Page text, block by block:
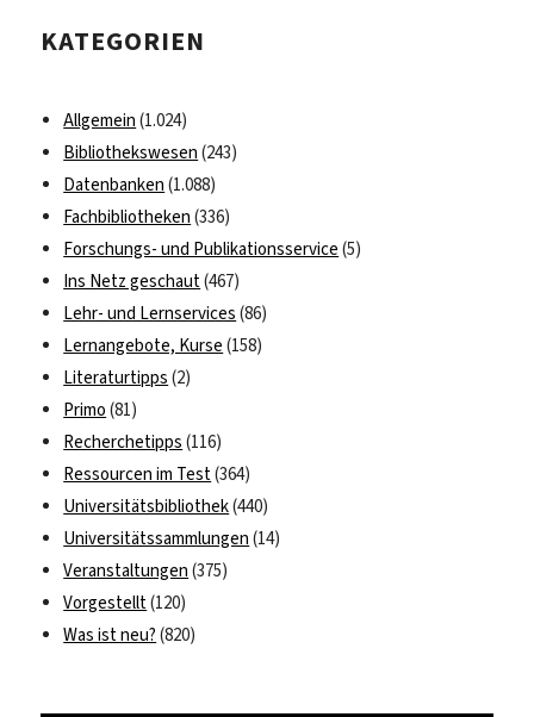
KATEGORIEN
Allgemein (1.024)
Bibliothekswesen (243)
Datenbanken (1.088)
Fachbibliotheken (336)
Forschungs- und Publikationsservice (5)
Ins Netz geschaut(467)
Lehr- und Lernservices (86)
Lernangebote, Kurse (158)
Literaturtipps (2)
Primo (81)
Recherchetipps (116)
Ressourcen im Test(364)
Universitätsbibliothek(440)
Universitätssammlungen (14)
Veranstaltungen (375)
Vorgestellt(120)
Was ist neu? (820)